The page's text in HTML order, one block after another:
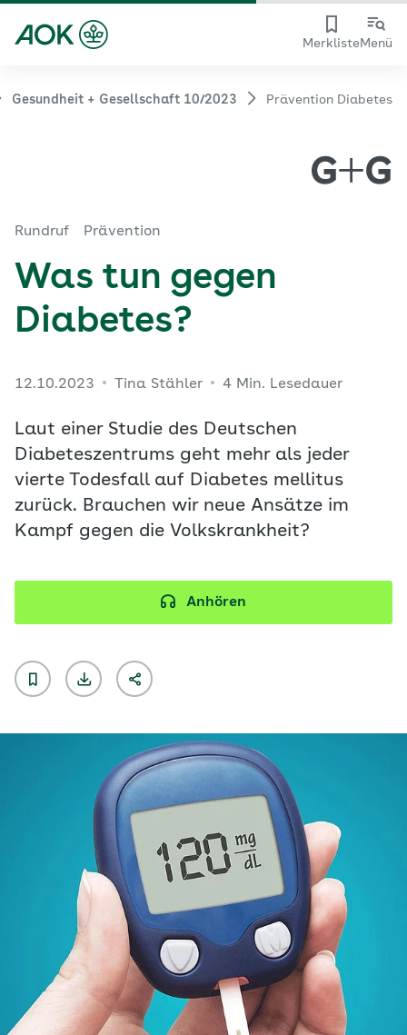
MerklisteMenü
Gesundheit + Gesellschaft 10/2023 Prävention Diabetes
Rundruf Prävention
Was tun gegen
Diabetes?
12.10.2023 Tina Stähler 4 Min. Lesedauer
Laut einer Studie des Deutschen
Diabeteszentrums geht mehr als jeder
vierte Todesfall auf Diabetes mellitus
zurück. Brauchen wir neue Ansätze im
Kampf gegen die Volkskrankheit?
Anhören